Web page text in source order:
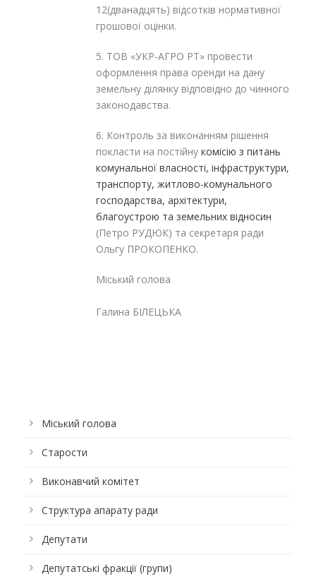
12(дванадцять) відсотків нормативної
грошової оцінки.
5. ТОВ «УКР-АГРО РТ» провести
оформлення права оренди на дану
земельну ділянку відповідно до чинного
законодавства.
6. Контроль за виконанням рішення
покласти на постійну комісію з питань
комунальної власності, інфраструктури,
транспорту, житлово-комунального
господарства, архітектури,
благоустрою та земельних відносин
(Петро РУДЮК) та секретаря ради
Ольгу ПРОКОПЕНКО.
Міський голова
Галина БІЛЕЦЬКА
Міський голова
Старости
Виконавчий комітет
Структура апарату ради
Депутати
Депутатські фракції (групи)